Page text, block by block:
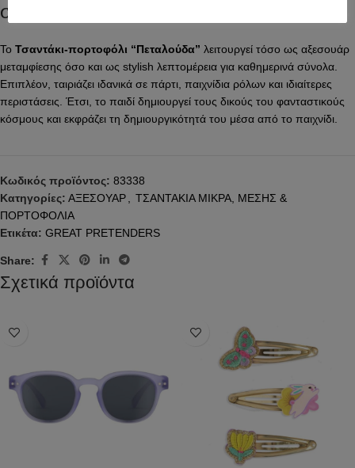
στυλ
Το Τσαντάκι-πορτοφόλι “Πεταλούδα” λειτουργεί τόσο ως αξεσουάρ
μεταμφίεσης όσο και ως stylish λεπτομέρεια για καθημερινά σύνολα.
Επιπλέον, ταιριάζει ιδανικά σε πάρτι, παιχνίδια ρόλων και ιδιαίτερες
περιστάσεις. Έτσι, το παιδί δημιουργεί τους δικούς του φανταστικούς
κόσμους και εκφράζει τη δημιουργικότητά του μέσα από το παιχνίδι.
Κωδικός προϊόντος: 83338
Κατηγορίες: ΑΞΕΣΟΥΑΡ
ΤΣΑΝΤΑΚΙΑ ΜΙΚΡΑ, ΜΕΣΗΣ &
ΠΟΡΤΟΦΟΛΙΑ
Ετικέτα: GREAT PRETENDERS
Share:
Σχετικά προϊόντα